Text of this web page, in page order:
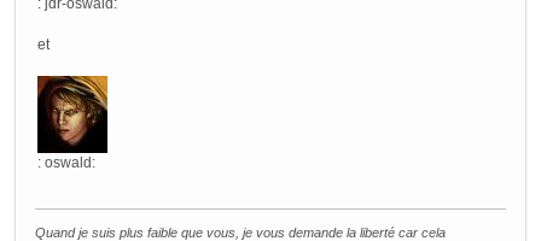
: jdr-oswald:
et
: oswald:
Quand je suis plus faible que vous, je vous demande la liberté car cela